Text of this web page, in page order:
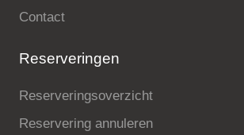
Contact
Reserveringen
Reserveringsoverzicht
Reservering annuleren